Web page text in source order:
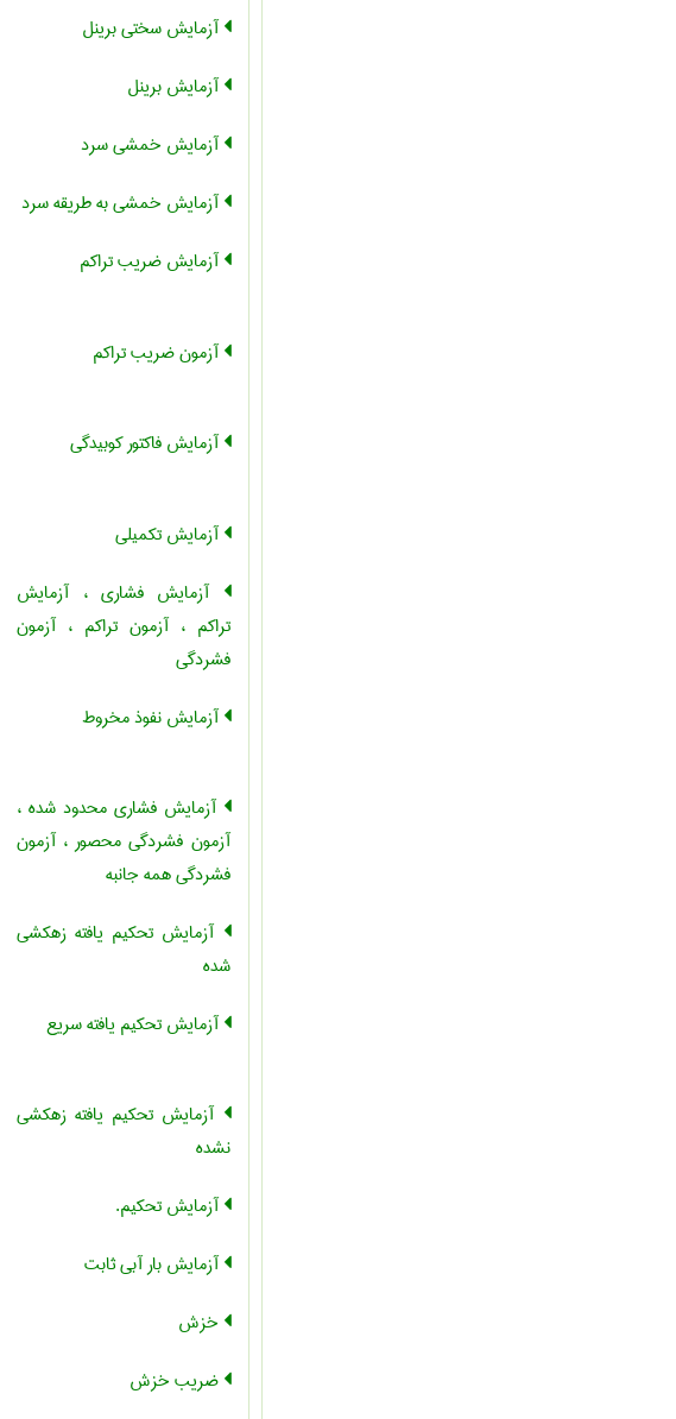
آزمایش سختی برینل
آزمایش برینل
آزمایش خمشی سرد
آزمایش خمشی به طریقه سرد
آزمایش ضریب تراکم
آزمون ضریب تراکم
آزمایش فاکتور کوبیدگی
آزمایش تکمیلی
آزمایش فشاری ، آزمایش
تراکم ، آزمون تراکم ، آزمون
فشردگی
آزمایش نفوذ مخروط
آزمایش فشاری محدود شده ،
آزمون فشردگی محصور ، آزمون
فشردگی همه جانبه
آزمایش تحکیم یافته زهکشی
شده
آزمایش تحکیم یافته سریع
آزمایش تحکیم یافته زهکشی
نشده
آزمایش تحکیم.
آزمایش بار آبی ثابت
خزش
ضریب خزش